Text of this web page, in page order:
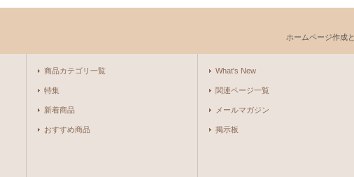
ホームページ作成
商品カテゴリ一覧
特集
新着商品
おすすめ商品
What's New
関連ページ一覧
メールマガジン
掲示板